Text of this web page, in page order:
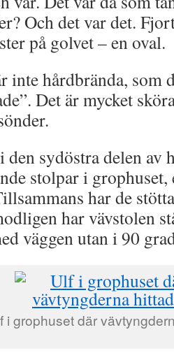
Och det var det.
på golvet – en oval.
inte hårdbrända, som
Det är mycket
den sydöstra delen av
stolpar i grophuset,
har de
har vävstolen
väggen utan i 90
i grophuset där